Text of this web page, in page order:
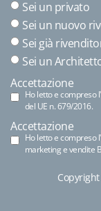
Sei un privato
Sei un nuovo
Sei già
Sei un
Accettazione
Ho letto e compreso l'
del UE n. 679/2016.
Accettazione
Ho letto e compreso l'
marketing e vendite